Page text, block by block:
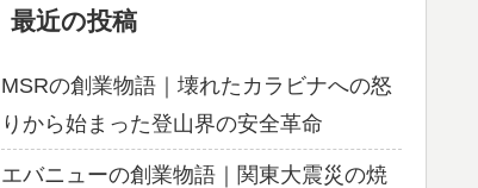
最近の投稿
MSRの創業物語｜壊れたカラビナへの怒
りから始まった登山界の安全革命
エバニューの創業物語｜関東大震災の焼